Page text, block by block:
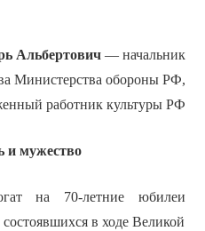
Альбертович— начальник
Министерства обороны РФ,
работник культуры РФ
и мужество
на 70-летние юбилеи
в ходе Великой